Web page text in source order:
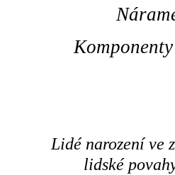
Lidé narození ve
lidské